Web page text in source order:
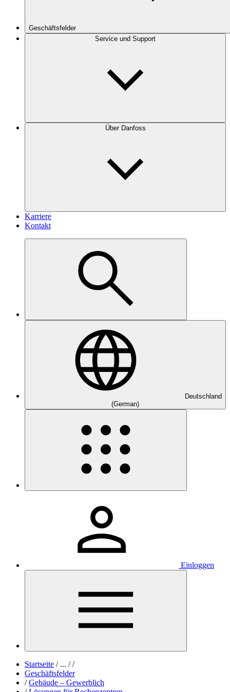
Geschäftsfelder
Service und Support
Über Danfoss
Karriere
Kontakt
Deutschland
(German)
Einloggen
Startseite /... / /
Geschäftsfelder
/ Gebäude – Gewerblich